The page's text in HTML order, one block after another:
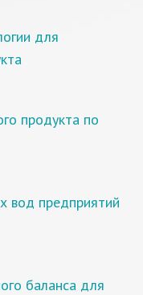
для
продукта по
вод предприятий
баланса для